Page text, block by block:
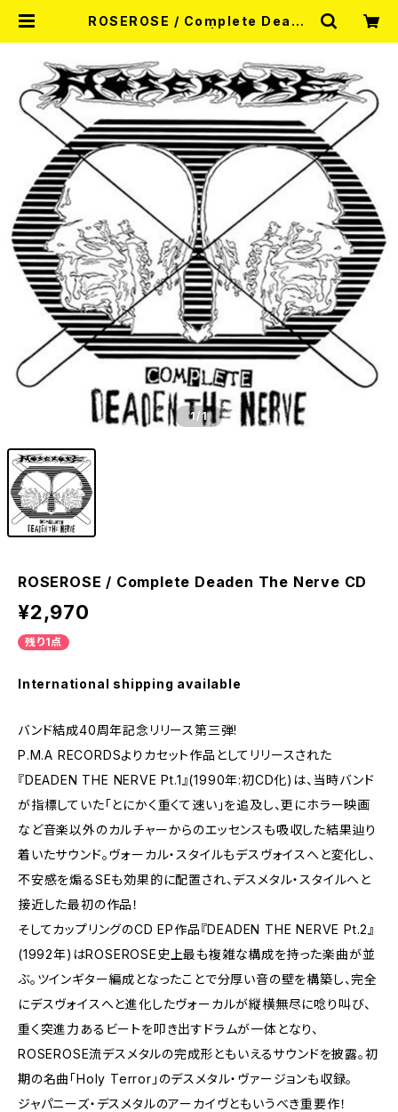
ROSEROSE / Complete Deade
1/1
ROSEROSE / Complete Deaden The Nerve CD
¥2,970
残り1点
International shipping available
バンド結成40周年記念リリース第三弾!
P.M.A RECORDSよりカセット作品としてリリースされた
『DEADEN THE NERVE Pt.1』(1990年:初CD化)は、当時バンド
が指標していた「とにかく重くて速い」を追及し、更にホラー映画
など音楽以外のカルチャーからのエッセンスも吸収した結果辿り
着いたサウンド。ヴォーカル・スタイルもデスヴォイスへと変化し、
不安感を煽るSEも効果的に配置され、デスメタル・スタイルへと
接近した最初の作品！
そしてカップリングのCD EP作品『DEADEN THE NERVE Pt.2』
(1992年)はROSEROSE史上最も複雑な構成を持った楽曲が並
ぶ。ツインギター編成となったことで分厚い音の壁を構築し、完全
にデスヴォイスへと進化したヴォーカルが縦横無尽に唸り叫び、
重く突進力あるビートを叩き出すドラムが一体となり、
ROSEROSE流デスメタルの完成形ともいえるサウンドを披露。初
期の名曲「Holy Terror」のデスメタル・ヴァージョンも収録。
ジャパニーズ・デスメタルのアーカイヴともいうべき重要作！